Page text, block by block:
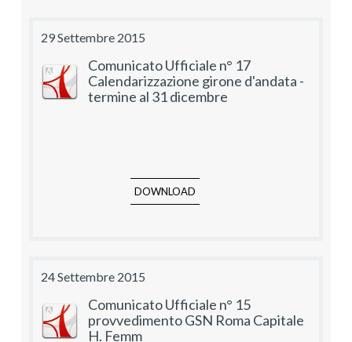
29 Settembre 2015
Comunicato Ufficiale n° 17
Calendarizzazione girone d'andata -
termine al 31 dicembre
DOWNLOAD
24 Settembre 2015
Comunicato Ufficiale n° 15
provvedimento GSN Roma Capitale
H. Femm